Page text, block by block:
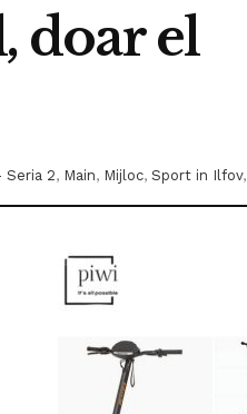
doar el
Seria 2, Main, Mijloc, Sport in Ilfov,